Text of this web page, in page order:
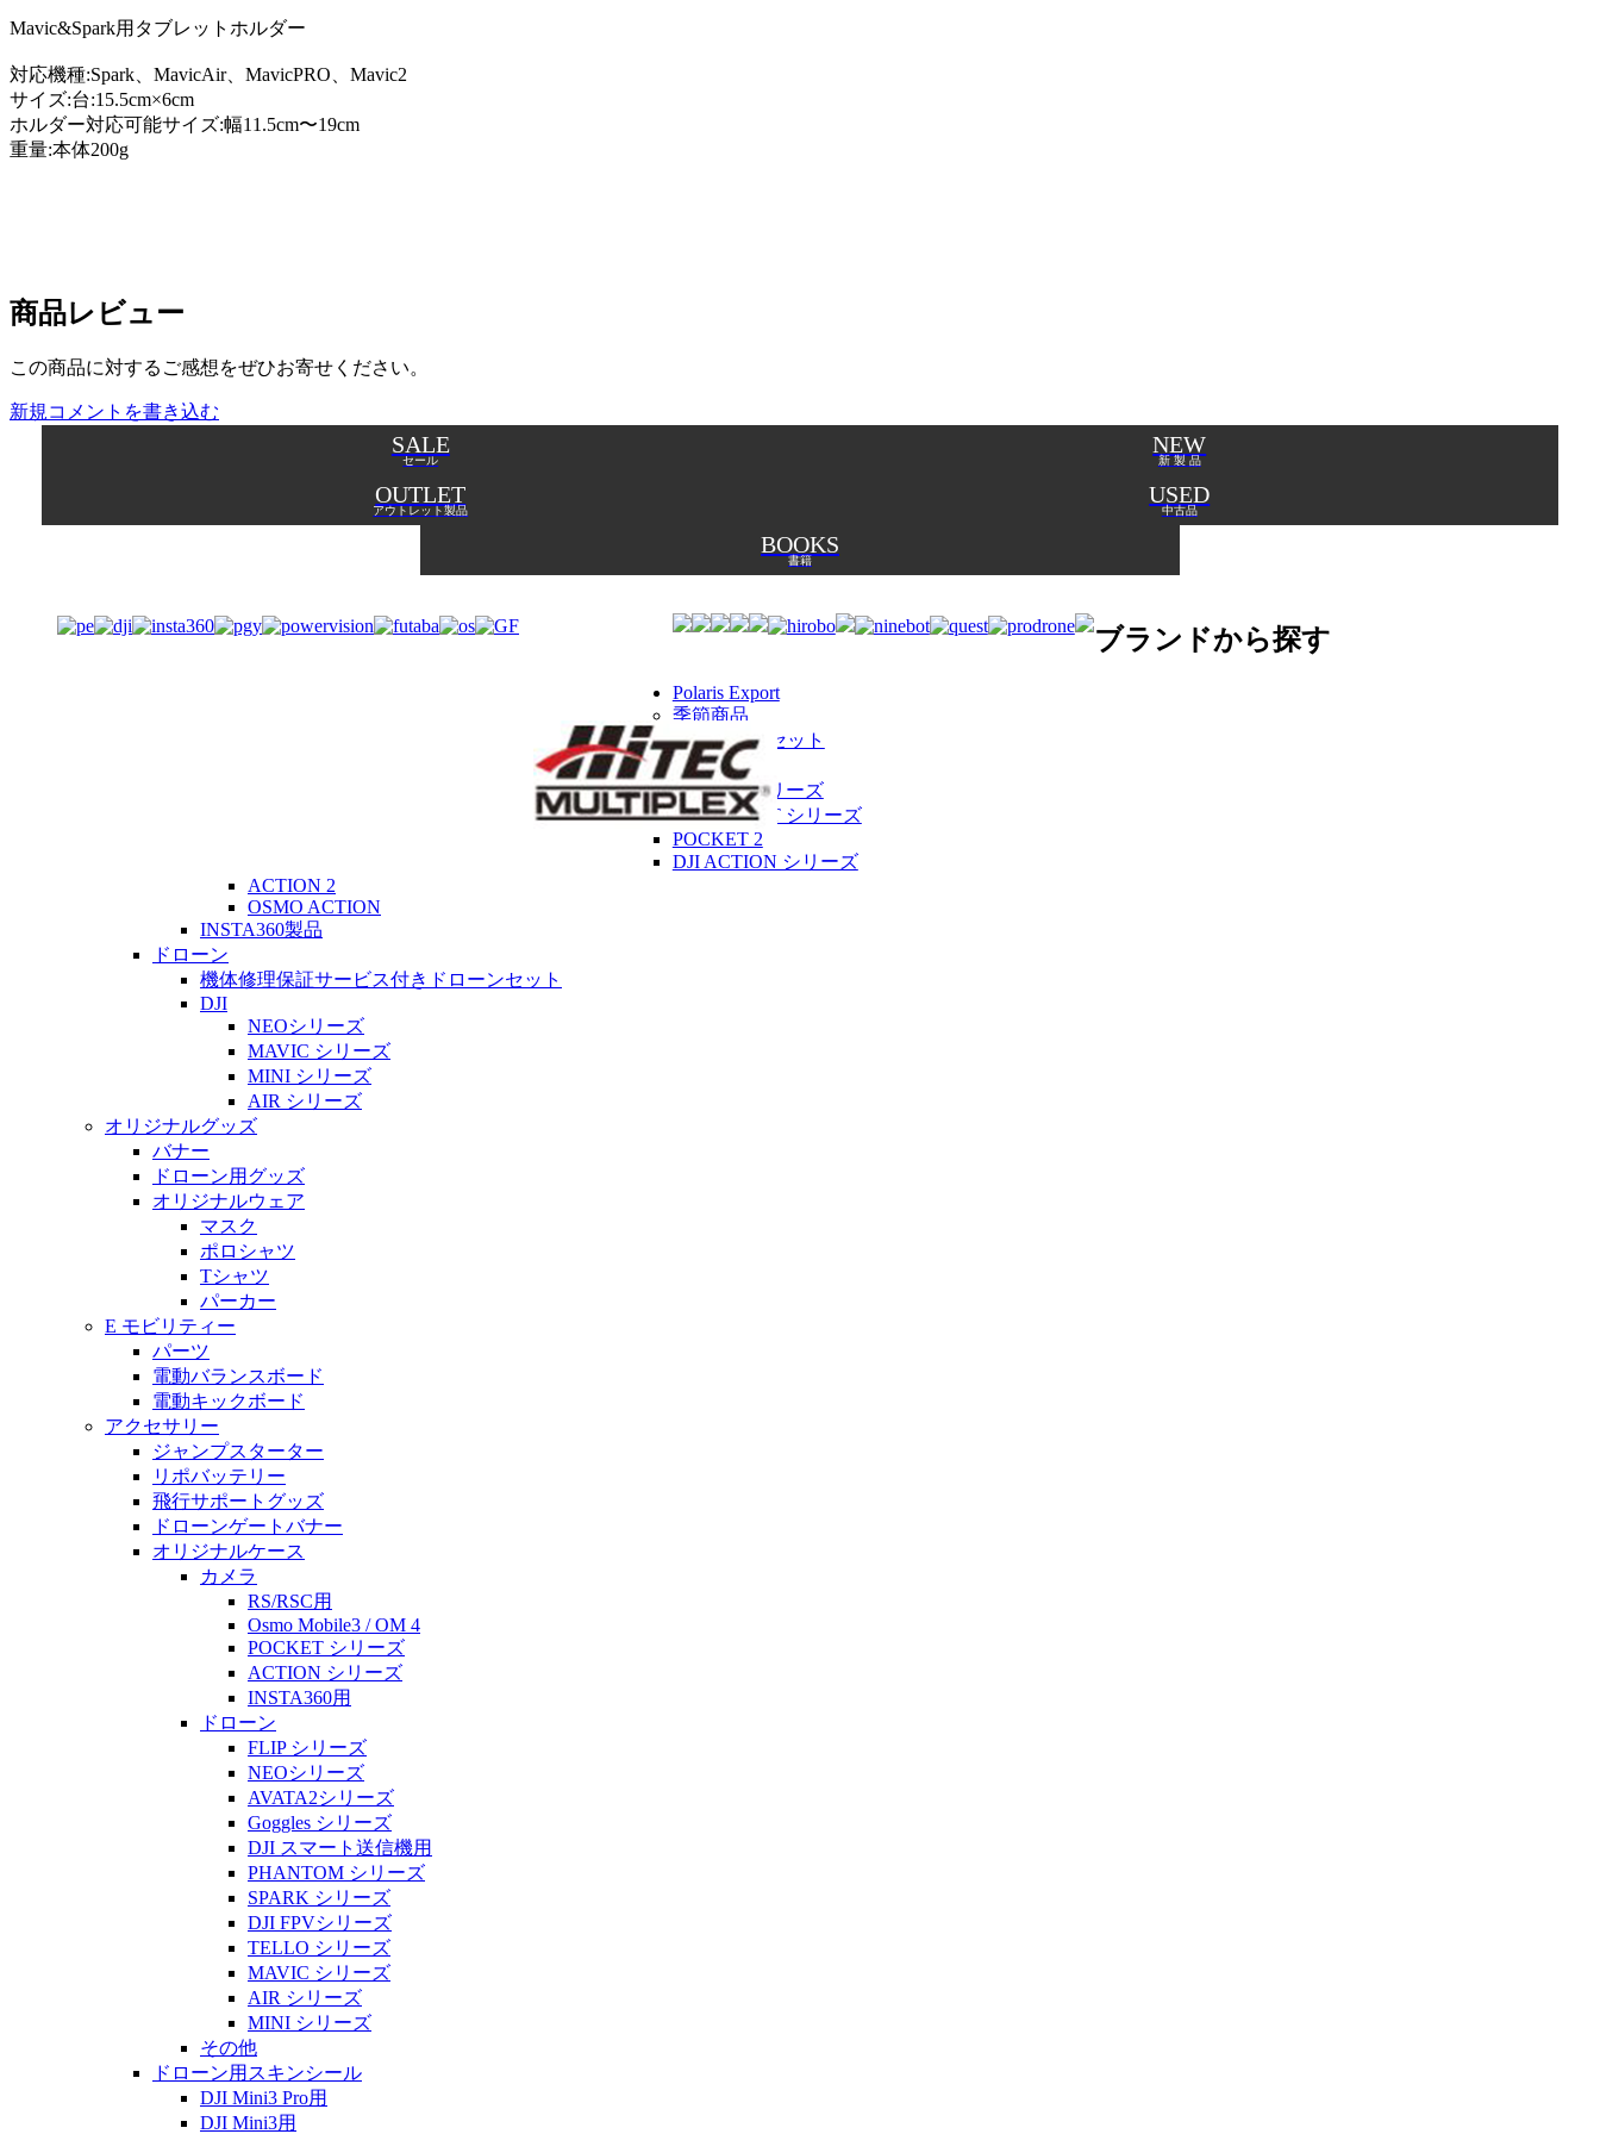
Mavic&Spark用タブレットホルダー
対応機種:Spark、MavicAir、MavicPRO、Mavic2
サイズ:台:15.5cm×6cm
ホルダー対応可能サイズ:幅11.5cm〜19cm
重量:本体200g
商品レビュー
この商品に対するご感想をぜひお寄せください。
新規コメントを書き込む
SALE
セール
NEW
新 製 品
OUTLET
アウトレット製品
USED
中古品
BOOKS
書籍
ブランドから探す
Polaris Export
季節商品
オリジナルセット
カメラ
DJI RS 2 シリーズ
DJI POCKET シリーズ
POCKET 2
DJI ACTION シリーズ
ACTION 2
OSMO ACTION
INSTA360製品
ドローン
機体修理保証サービス付きドローンセット
DJI
NEOシリーズ
MAVIC シリーズ
MINI シリーズ
AIR シリーズ
オリジナルグッズ
バナー
ドローン用グッズ
オリジナルウェア
マスク
ポロシャツ
Tシャツ
パーカー
E モビリティー
パーツ
電動バランスボード
電動キックボード
アクセサリー
ジャンプスターター
リポバッテリー
飛行サポートグッズ
ドローンゲートバナー
オリジナルケース
カメラ
RS/RSC用
Osmo Mobile3 / OM 4
POCKET シリーズ
ACTION シリーズ
INSTA360用
ドローン
FLIP シリーズ
NEOシリーズ
AVATA2シリーズ
Goggles シリーズ
DJI スマート送信機用
PHANTOM シリーズ
SPARK シリーズ
DJI FPVシリーズ
TELLO シリーズ
MAVIC シリーズ
AIR シリーズ
MINI シリーズ
その他
ドローン用スキンシール
DJI Mini3 Pro用
DJI Mini3用